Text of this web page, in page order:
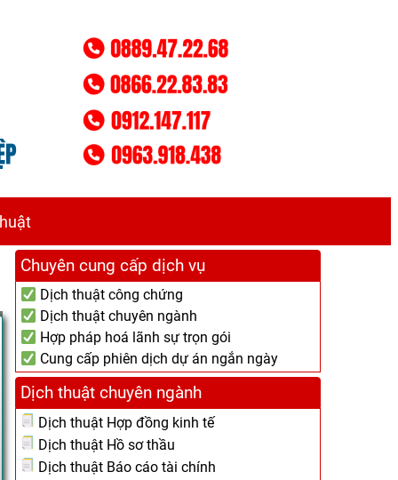
Chuyên cung cấp dịch vụ
Dịch thuật công chứng
Dịch thuật chuyên ngành
Hợp pháp hoá lãnh sự trọn gói
Cung cấp phiên dịch dự án ngắn ngày
Dịch thuật chuyên ngành
Dịch thuật Hợp đồng kinh tế
Dịch thuật Hồ sơ thầu
Dịch thuật Báo cáo tài chính